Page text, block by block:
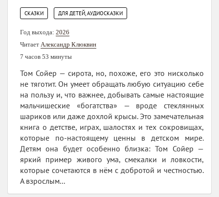
СКАЗКИ ДЛЯ ДЕТЕЙ, АУДИОСКАЗКИ
Год выхода: 2026
Читает Александр Клюквин
7 часов 53 минуты
Том Сойер — сирота, но, похоже, его это нисколько
не тяготит. Он умеет обращать любую ситуацию себе
на пользу и, что важнее, добывать самые настоящие
мальчишеские «богатства» — вроде стеклянных
шариков или даже дохлой крысы. Это замечательная
книга о детстве, играх, шалостях и тех сокровищах,
которые по-настоящему ценны в детском мире.
Детям она будет особенно близка: Том Сойер —
яркий пример живого ума, смекалки и ловкости,
которые сочетаются в нём с добротой и честностью.
А взрослым...